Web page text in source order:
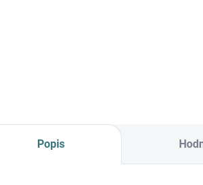
hedvábí.
NeobsahujePopis